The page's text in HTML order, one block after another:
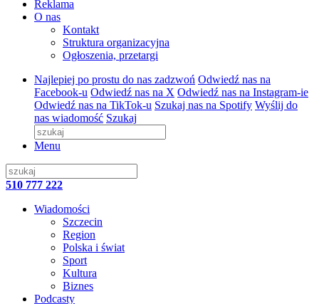
Reklama
O nas
Kontakt
Struktura organizacyjna
Ogłoszenia, przetargi
Najlepiej po prostu do nas zadzwoń Odwiedź nas na
Facebook-u Odwiedź nas na X Odwiedź nas na Instagram-ie
Odwiedź nas na TikTok-u Szukaj nas na Spotify Wyślij do
nas wiadomość Szukaj
Menu
510 777 222
Wiadomości
Szczecin
Region
Polska i świat
Sport
Kultura
Biznes
Podcasty